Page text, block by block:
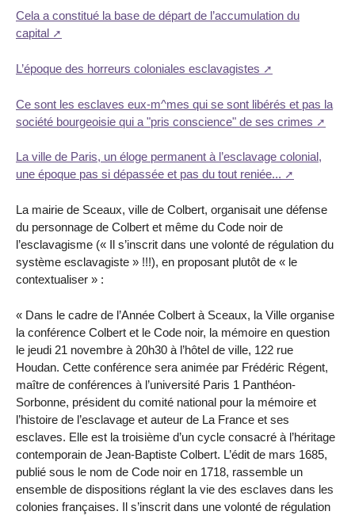
Cela a constitué la base de départ de l’accumulation du
capital
L’époque des horreurs coloniales esclavagistes
Ce sont les esclaves eux-m^mes qui se sont libérés et pas la
société bourgeoisie qui a "pris conscience" de ses crimes
La ville de Paris, un éloge permanent à l’esclavage colonial,
une époque pas si dépassée et pas du tout reniée...
La mairie de Sceaux, ville de Colbert, organisait une défense
du personnage de Colbert et même du Code noir de
l’esclavagisme (« Il s’inscrit dans une volonté de régulation du
système esclavagiste » !!!), en proposant plutôt de « le
contextualiser » :
« Dans le cadre de l’Année Colbert à Sceaux, la Ville organise
la conférence Colbert et le Code noir, la mémoire en question
le jeudi 21 novembre à 20h30 à l’hôtel de ville, 122 rue
Houdan. Cette conférence sera animée par Frédéric Régent,
maître de conférences à l’université Paris 1 Panthéon-
Sorbonne, président du comité national pour la mémoire et
l’histoire de l’esclavage et auteur de La France et ses
esclaves. Elle est la troisième d’un cycle consacré à l’héritage
contemporain de Jean-Baptiste Colbert. L’édit de mars 1685,
publié sous le nom de Code noir en 1718, rassemble un
ensemble de dispositions réglant la vie des esclaves dans les
colonies françaises. Il s’inscrit dans une volonté de régulation